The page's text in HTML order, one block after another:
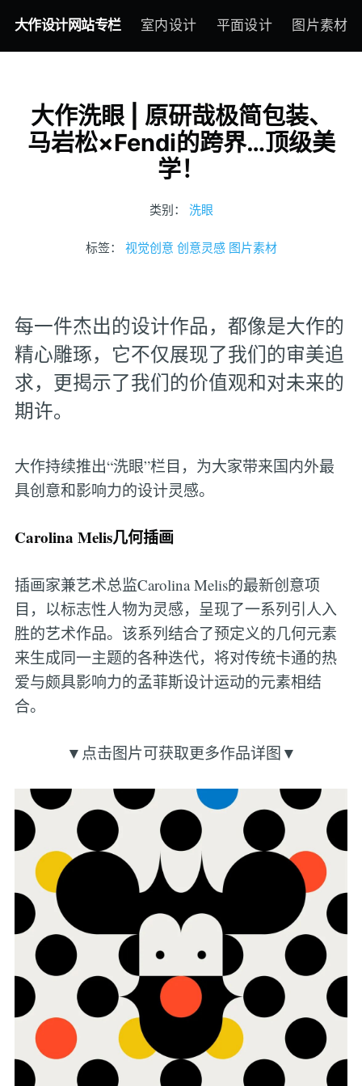
大作设计网站专栏 室内设计 平面设计 图片素材
大作洗眼 | 原研哉极简包装、
马岩松×Fendi的跨界…顶级美
学！
类别： 洗眼
标签： 视觉创意 创意灵感 图片素材
每一件杰出的设计作品，都像是大作的
精心雕琢，它不仅展现了我们的审美追
求，更揭示了我们的价值观和对未来的
期许。
大作持续推出“洗眼”栏目，为大家带来国内外最
具创意和影响力的设计灵感。
Carolina Melis几何插画
插画家兼艺术总监Carolina Melis的最新创意项
目，以标志性人物为灵感，呈现了一系列引人入
胜的艺术作品。该系列结合了预定义的几何元素
来生成同一主题的各种迭代，将对传统卡通的热
爱与颇具影响力的孟菲斯设计运动的元素相结
合。
▼点击图片可获取更多作品详图▼